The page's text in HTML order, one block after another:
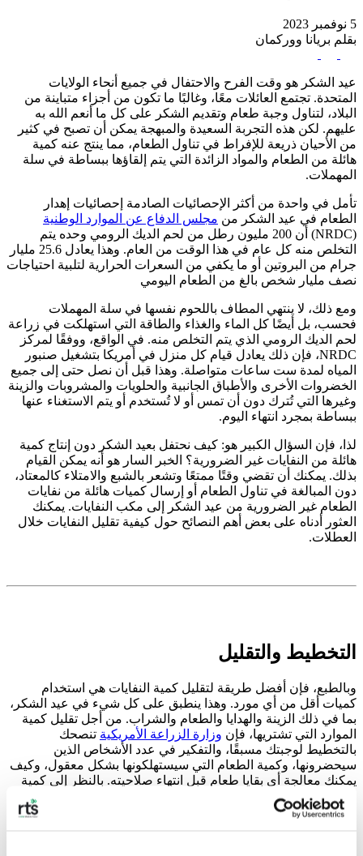
5 نوفمبر 2023
بقلم بريانا ووركمان
عيد الشكر هو وقت الفرح والاحتفال في جميع أنحاء الولايات
المتحدة. تجتمع العائلات معًا، وغالبًا ما تكون من أجزاء متباينة من
البلاد، لتناول وجبة طعام وتقديم الشكر على كل ما أنعم الله به
عليهم. لكن هذه التجربة السعيدة والمبهجة يمكن أن تصبح في كثير
من الأحيان ذريعة للإفراط في تناول الطعام، مما ينتج عنه كمية
هائلة من الطعام والمواد الزائدة التي يتم إلقاؤها ببساطة في سلة
المهملات.
تأمل في واحدة من أكثر الإحصائيات الصادمة إحصائيات إهدار
الطعام في عيد الشكر من مجلس الدفاع عن الموارد الوطنية
(NRDC) أن 200 مليون رطل من لحم الديك الرومي وحده يتم
التخلص منه كل عام في هذا الوقت من العام. وهذا يعادل 25.6 مليار
جرام من البروتين أو ما يكفي من السعرات الحرارية لتلبية احتياجات
نصف مليار شخص بالغ من الطعام اليومي
ومع ذلك، لا ينتهي المطاف باللحوم نفسها في سلة المهملات
فحسب، بل أيضًا كل الماء والغذاء والطاقة التي استهلكت في زراعة
لحم الديك الرومي الذي يتم التخلص منه. في الواقع، ووفقًا لمركز
NRDC، فإن ذلك يعادل قيام كل منزل في أمريكا بتشغيل صنبور
المياه لمدة ست ساعات متواصلة. وهذا قبل أن نصل حتى إلى جميع
الخضروات الأخرى والأطباق الجانبية والحلويات والمشروبات والزينة
وغيرها التي تُترك دون أن تمس أو لا تُستخدم أو يتم الاستغناء عنها
ببساطة بمجرد انتهاء اليوم.
لذا، فإن السؤال الكبير هو: كيف نحتفل بعيد الشكر دون إنتاج كمية
هائلة من النفايات غير الضرورية؟ الخبر السار هو أنه يمكن القيام
بذلك. يمكنك أن تقضي وقتًا ممتعًا وتشعر بالشبع والامتلاء كالمعتاد،
دون المبالغة في تناول الطعام أو إرسال كميات هائلة من نفايات
الطعام غير الضرورية من عيد الشكر
إلى مكب النفايات. يمكنك
العثور أدناه على بعض أهم النصائح حول كيفية تقليل النفايات خلال
العطلات.
التخطيط والتقليل
وبالطبع، فإن أفضل طريقة لتقليل كمية النفايات هي استخدام
كميات أقل من أي مورد. وهذا ينطبق على كل شيء في عيد الشكر،
بما في ذلك الزينة والهدايا والطعام والشراب. من أجل تقليل كمية
الموارد التي تشتريها، فإن وزارة الزراعة الأمريكية تنصحك
بالتخطيط لوجبتك مسبقًا، والتفكير في عدد الأشخاص الذين
سيحضرونها، وكمية الطعام التي سيستهلكونها بشكل معقول، وكيف
يمكنك معالجة أي بقايا طعام قبل انتهاء صلاحيته. بالنظر إلى كمية
الديك الرومي المهدرة في عيد الشكر